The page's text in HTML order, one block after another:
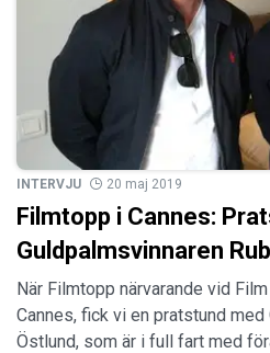
INTERVJU 20 maj 2019
Filmtopp i Cannes:
Guldpalmsvinnaren
När Filmtopp närvarande vid
Cannes, fick vi en pratstund med
Östlund, som är i full fart med